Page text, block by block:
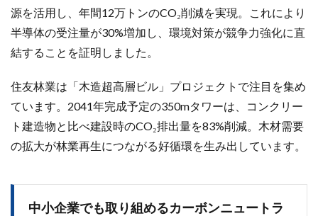
源を活用し、年間12万トンのCO₂削減を実現。これにより
半導体の受注量が30%増加し、環境対策が競争力強化に直
結することを証明しました。
住友林業は「木造超高層ビル」プロジェクトで注目を集め
ています。2041年完成予定の350mタワーは、コンクリー
ト建造物と比べ建設時のCO₂排出量を83%削減。木材需要
の拡大が林業再生につながる好循環を生み出しています。
中小企業でも取り組めるカーボンニュートラ